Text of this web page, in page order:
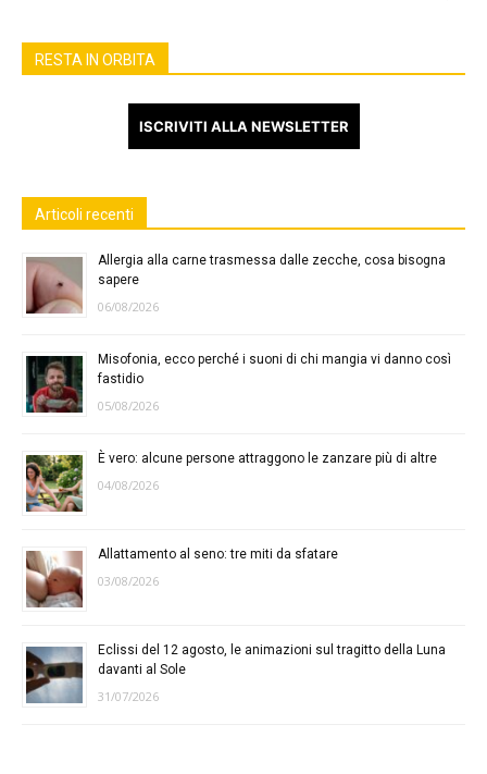
RESTA IN ORBITA
ISCRIVITI ALLA NEWSLETTER
Articoli recenti
Allergia alla carne trasmessa dalle zecche, cosa bisogna
sapere
06/08/2026
Misofonia, ecco perché i suoni di chi mangia vi danno così
fastidio
05/08/2026
È vero: alcune persone attraggono le zanzare più di altre
04/08/2026
Allattamento al seno: tre miti da sfatare
03/08/2026
Eclissi del 12 agosto, le animazioni sul tragitto della Luna
davanti al Sole
31/07/2026